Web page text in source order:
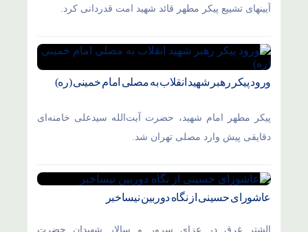
آیینهای تشییع پیکر مطهر قائد شهید امت قدردانی کرد.
ورود پیکر رهبر شهید انقلاب به مصلی امام خمینی (ره)
پیکر مطهر امام شهید،‌ حضرت آیت‌الله سیدعلی خامنه‌ای
دقایقی پیش وارد مصلی تهران شد.
عاشورای حسینی از نگاه دوربین نیساخبر
الشتر غرق در عزای سرور و سالار شهیدان حضرت